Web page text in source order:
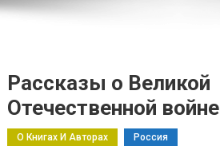
Рассказы о Великой
Отечественной войне
О Книгах И Авторах Россия